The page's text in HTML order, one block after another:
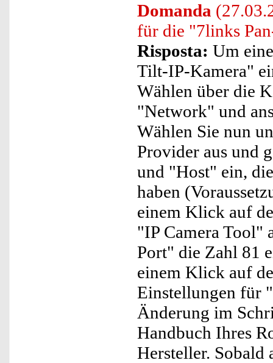
Domanda
für die "7links
Risposta: Um
Tilt-IP-Kamera"
Wählen über die
"Network" und
Wählen Sie nun
Provider aus und
und "Host" ein,
haben
einem Klick auf
"IP Camera Tool"
Port" die Zahl 81
einem Klick auf
Einstellungen für
Änderung im
Handbuch Ihres
Hersteller. Sobald